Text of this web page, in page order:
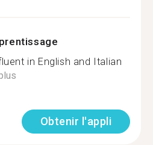
in English and Italian
Obtenir l'appli